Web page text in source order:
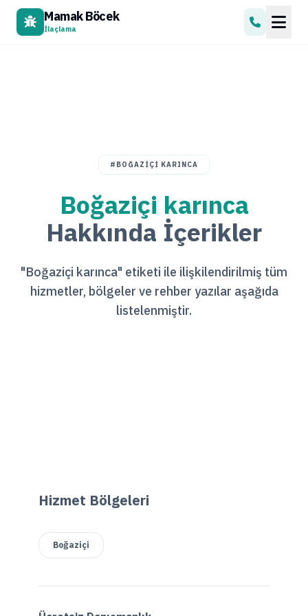
Mamak Böcek
İlaçlama
#BOĞAZIÇI KARINCA
Boğaziçi karınca
Hakkında İçerikler
"Boğaziçi karınca" etiketi ile ilişkilendirilmiş tüm
hizmetler, bölgeler ve rehber yazılar aşağıda
listelenmiştir.
Hizmet Bölgeleri
Boğaziçi